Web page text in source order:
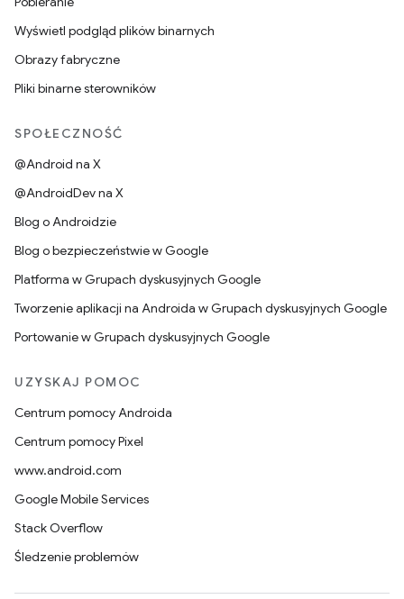
Wyświetl podgląd plików binarnych
Obrazy fabryczne
Pliki binarne sterowników
SPOŁECZNOŚĆ
@Android na X
@AndroidDev na X
Blog o Androidzie
Blog o bezpieczeństwie w Google
Platforma w Grupach dyskusyjnych Google
Tworzenie aplikacji na Androida w Grupach dyskusyjnych Google
Portowanie w Grupach dyskusyjnych Google
UZYSKAJ POMOC
Centrum pomocy Androida
Centrum pomocy Pixel
www.android.com
Google Mobile Services
Stack Overflow
Śledzenie problemów